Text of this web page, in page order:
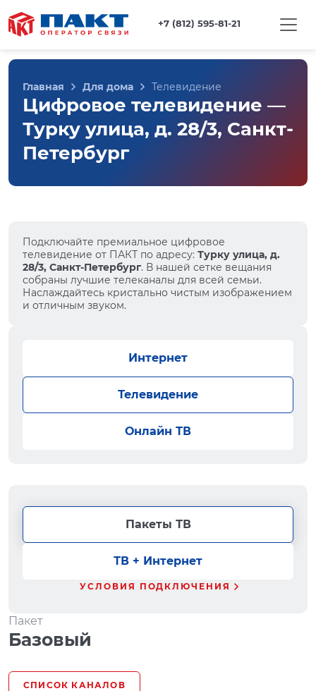
+7 (812) 595-81-21
Главная Для дома Телевидение
Цифровое телевидение —
Турку улица, д. 28/3, Санкт-
Петербург
Подключайте премиальное цифровое
телевидение от ПАКТ по адресу: Турку улица, д.
28/3, Санкт-Петербург. В нашей сетке вещания
собраны лучшие телеканалы для всей семьи.
Наслаждайтесь кристально чистым изображением
и отличным звуком.
Интернет
Телевидение
Онлайн ТВ
Пакеты ТВ
ТВ + Интернет
УСЛОВИЯ ПОДКЛЮЧЕНИЯ
Пакет
Базовый
СПИСОК КАНАЛОВ